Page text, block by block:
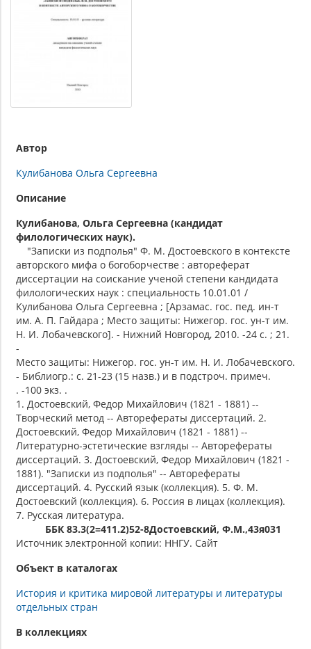
Автор
Кулибанова Ольга Сергеевна
Описание
Кулибанова, Ольга Сергеевна (кандидат
филологических наук).
"Записки из подполья" Ф. М. Достоевского в контексте
авторского мифа о богоборчестве : автореферат
диссертации на соискание ученой степени кандидата
филологических наук : специальность 10.01.01 /
Кулибанова Ольга Сергеевна ; [Арзамас. гос. пед. ин-т
им. А. П. Гайдара ; Место защиты: Нижегор. гос. ун-т им.
Н. И. Лобачевского]. - Нижний Новгород, 2010. -24 с. ; 21.
-
Место защиты: Нижегор. гос. ун-т им. Н. И. Лобачевского.
- Библиогр.: с. 21-23 (15 назв.) и в подстроч. примеч.
. -100 экз. .
1. Достоевский, Федор Михайлович (1821 - 1881) --
Творческий метод -- Авторефераты диссертаций. 2.
Достоевский, Федор Михайлович (1821 - 1881) --
Литературно-эстетические взгляды -- Авторефераты
диссертаций. 3. Достоевский, Федор Михайлович (1821 -
1881). "Записки из подполья" -- Авторефераты
диссертаций. 4. Русский язык (коллекция). 5. Ф. М.
Достоевский (коллекция). 6. Россия в лицах (коллекция).
7. Русская литература.
ББК 83.3(2=411.2)52-8Достоевский, Ф.М.,43я031
Источник электронной копии: ННГУ. Сайт
Объект в каталогах
История и критика мировой литературы и литературы
отдельных стран
В коллекциях